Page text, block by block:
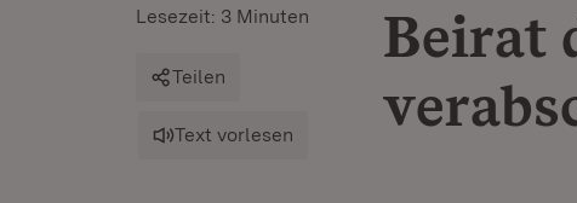
Beirat
Lesezeit: 3 Minuten
Teilen
Text vorlesen